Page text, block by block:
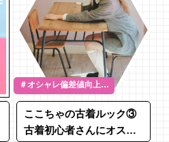
＃オシャレ偏差値向上
はここちゃの古着ルック③
古着初心者さんにオスス